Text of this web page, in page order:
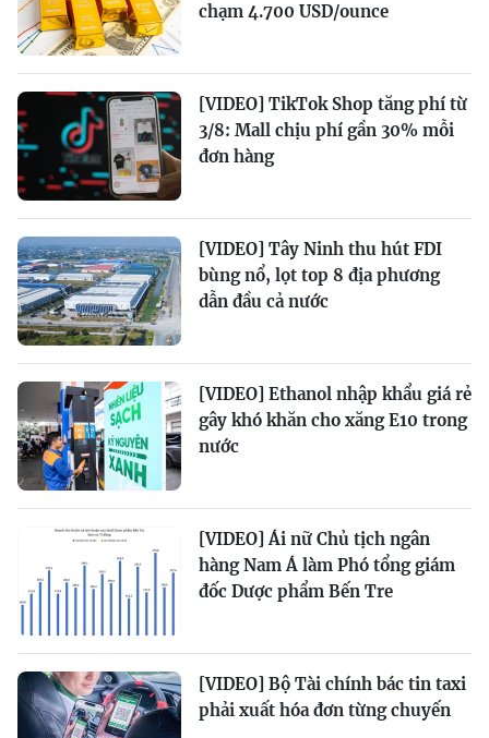
chạm 4.700 USD/ounce
[VIDEO] TikTok Shop tăng phí từ
3/8: Mall chịu phí gần 30% mỗi
đơn hàng
[VIDEO] Tây Ninh thu hút FDI
bùng nổ, lọt top 8 địa phương
dẫn đầu cả nước
[VIDEO] Ethanol nhập khẩu giá rẻ
gây khó khăn cho xăng E10 trong
nước
[VIDEO] Ái nữ Chủ tịch ngân
hàng Nam Á làm Phó tổng giám
đốc Dược phẩm Bến Tre
[VIDEO] Bộ Tài chính bác tin taxi
phải xuất hóa đơn từng chuyến